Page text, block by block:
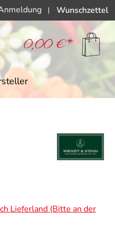
| Wunschzettel
0,00 €*
Lieferland (Bitte an der